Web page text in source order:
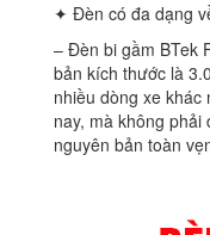
✦ Đèn có đa dạng
– Đèn bi gầm BTek
bản kích thước là
nhiều dòng xe khác
nay, mà không
nguyên bản toàn